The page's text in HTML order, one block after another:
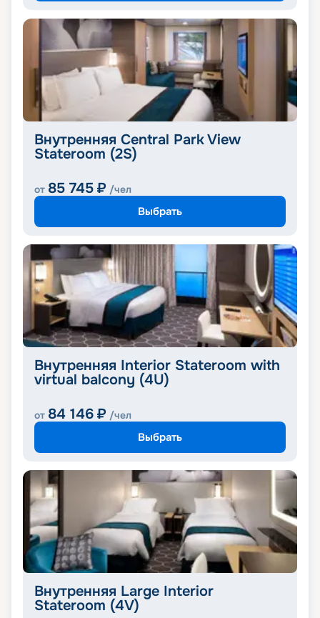
Внутренняя Central Park View
Stateroom (2S)
от 85 745 ₽ /чел
Выбрать
Внутренняя Interior Stateroom with
virtual balcony (4U)
от 84 146 ₽ /чел
Выбрать
Внутренняя Large Interior
Stateroom (4V)